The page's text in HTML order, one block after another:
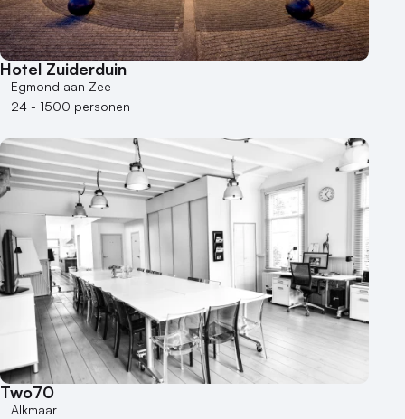
Hotel Zuiderduin
Egmond aan Zee
24 - 1500 personen
Two70
Alkmaar